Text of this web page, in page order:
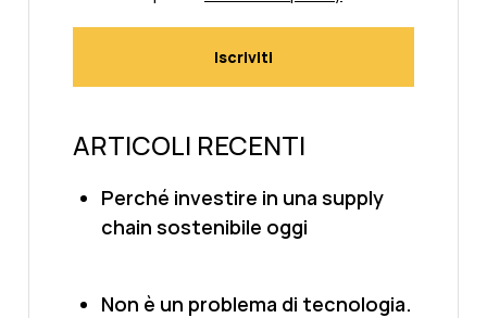
ARTICOLI RECENTI
Perché investire in una supply
chain sostenibile oggi
Non è un problema di tecnologia.